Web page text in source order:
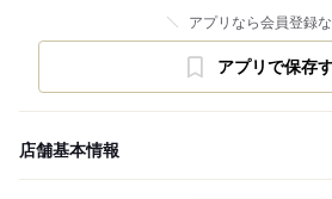
アプリなら会員登録
アプリで保存
店舗基本情報